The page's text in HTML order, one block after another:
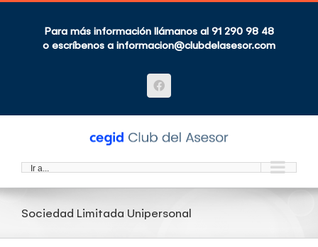
Saltar
contenidoPara más información llámanos al 91 290 98 48
o escríbenos a informacion@clubdelasesor.com
Facebook
Ir a...
Sociedad Limitada Unipersonal